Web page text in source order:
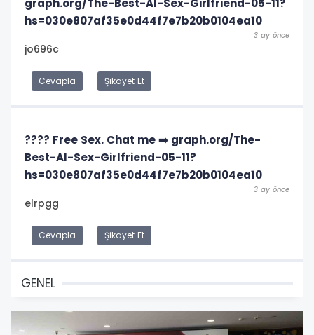
graph.org/The-Best-AI-Sex-Girlfriend-05-11?
hs=030e807af35e0d44f7e7b20b0104ea10
3 ay önce
jo696c
Cevapla Şikayet Et
???? Free Sex. Chat me ➡️ graph.org/The-
Best-AI-Sex-Girlfriend-05-11?
hs=030e807af35e0d44f7e7b20b0104ea10
3 ay önce
elrpgg
Cevapla Şikayet Et
GENEL